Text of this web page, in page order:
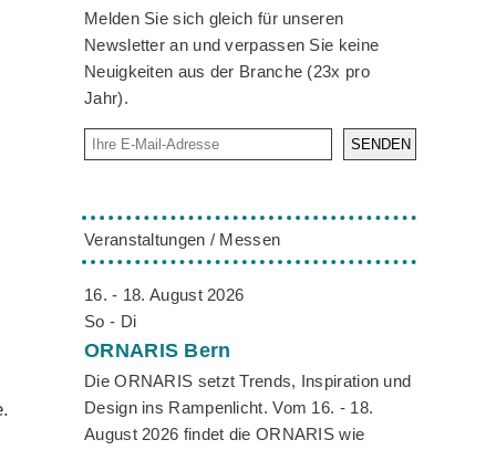
Melden Sie sich gleich für unseren
Newsletter an und verpassen Sie keine
Neuigkeiten aus der Branche (23x pro
Jahr).
SENDEN
Veranstaltungen / Messen
16. - 18. August 2026
So - Di
ORNARIS Bern
Die ORNARIS setzt Trends, Inspiration und
Design ins Rampenlicht. Vom 16. - 18.
August 2026 findet die ORNARIS wie